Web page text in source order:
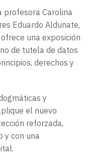
profesora Carolina
Eduardo Aldunate,
una exposición
de tutela de datos
derechos y
y
el nuevo
reforzada,
y con una